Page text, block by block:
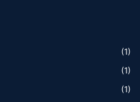
(1)
(1)
(1)